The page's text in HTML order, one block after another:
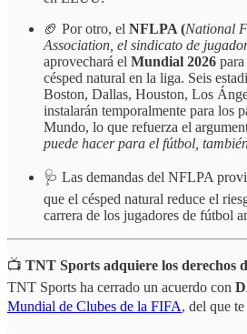
🏈 Por otro, el NFLPA (National
Association, el sindicato de
aprovechará el Mundial 2026
césped natural en la liga. Seis
Boston, Dallas, Houston, Los
instalarán temporalmente para los
Mundo, lo que refuerza el
puede hacer para el fútbol,
🩺 Las demandas del NFLPA
que el césped natural reduce el
carrera de los jugadores de fútbol
📺 TNT Sports adquiere los derechos
TNT Sports ha cerrado un acuerdo con
Mundial de Clubes de la FIFA, del que